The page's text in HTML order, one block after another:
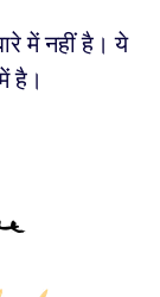
में नहीं है। ये
है।